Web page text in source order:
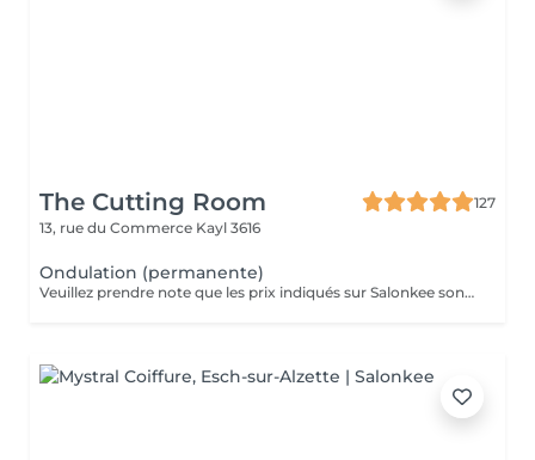
The Cutting Room
127
13, rue du Commerce Kayl 3616
Ondulation (permanente)
Veuillez prendre note que les prix indiqués sur Salonkee sont communiqués à titre informatif et s'entendent de base. Ces derniers sont susceptibles de varier selon le diagnostic réalisé à votre arrivée au salon et l'expertise du professionnel à qui vous confiez votre beauté. Dans tous les cas, un devis précis vous sera proposé et toutes réalisations de prestations seront effectuées avec votre accord. Un grand merci d'avance pour votre compréhension. Au plaisir de vous recevoir très vite.